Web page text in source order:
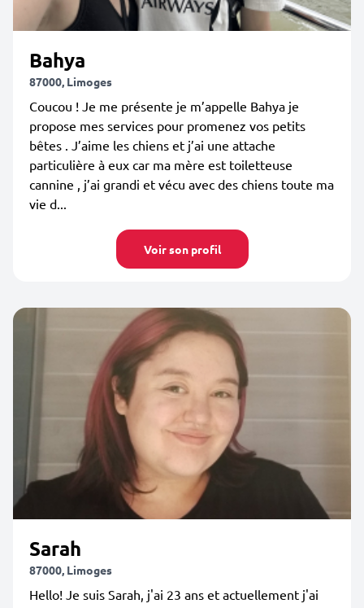
Bahya
87000, Limoges
Coucou ! Je me présente je m’appelle Bahya je
propose mes services pour promenez vos petits
bêtes . J’aime les chiens et j’ai une attache
particulière à eux car ma mère est toiletteuse
cannine , j’ai grandi et vécu avec des chiens toute ma
vie d...
Voir son profil
Sarah
87000, Limoges
Hello! Je suis Sarah, j'ai 23 ans et actuellement j'ai